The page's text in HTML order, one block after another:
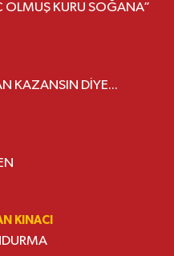
OLMUŞ KURU SOĞANA”
KAZANSIN DİYE...
KINACI